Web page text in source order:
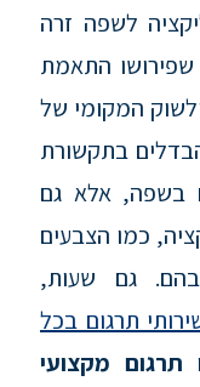
לשפה זרה
שפירושו התאמת
המקומי של
בתקשורת
בשפה, אלא גם
כמו הצבעים
גם שעות,
תרגום בכל
תרגום מקצועי